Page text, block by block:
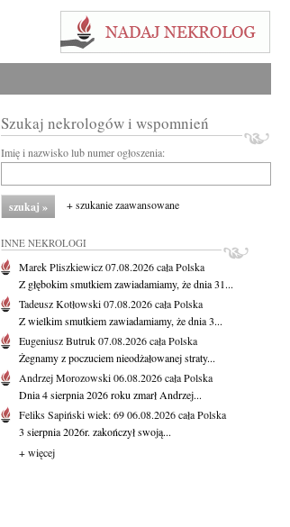
Szukaj nekrologów i wspomnień
Imię i nazwisko lub numer ogłoszenia:
+ szukanie zaawansowane
INNE NEKROLOGI
Marek Pliszkiewicz07.08.2026cała Polska
Z głębokim smutkiem zawiadamiamy, że dnia 31...
Tadeusz Kotłowski07.08.2026cała Polska
Z wielkim smutkiem zawiadamiamy, że dnia 3...
Eugeniusz Butruk07.08.2026cała Polska
Żegnamy z poczuciem nieodżałowanej straty...
Andrzej Morozowski06.08.2026cała Polska
Dnia 4 sierpnia 2026 roku zmarł Andrzej...
Feliks Sapińskiwiek: 6906.08.2026cała Polska
3 sierpnia 2026r. zakończył swoją...
+ więcej